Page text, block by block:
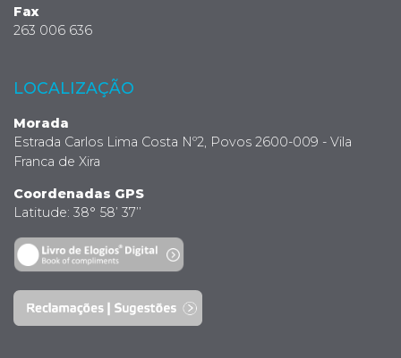
Fax
263 006 636
LOCALIZAÇÃO
Morada
Estrada Carlos Lima Costa Nº2, Povos 2600-009 - Vila
Franca de Xira
Coordenadas GPS
Latitude: 38° 58’ 37’’